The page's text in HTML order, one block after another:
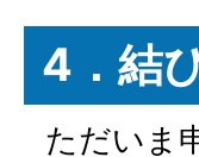
4．結
ただいま